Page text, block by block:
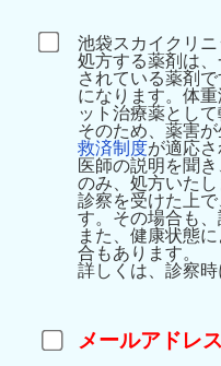
池袋スカイクリ
処方する薬剤は
されている薬剤
になります。体
ット治療薬として
そのため、薬害が
救済制度が適応さ
医師の説明を聞
のみ、処方いたし
診察を受けた上
す。その場合も、
また、健康状態
合もあります。
詳しくは、診察時
メールアドレ